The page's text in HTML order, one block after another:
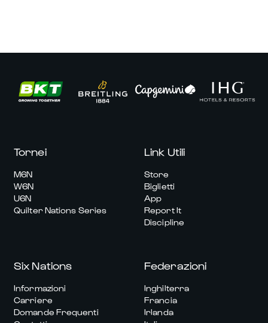
Tornei
M6N
W6N
U6N
Quilter Nations Series
Link Utili
Store
Biglietti
App
Report It
Discipline
Six Nations
Informazioni
Carriere
Domande Frequenti
Federazioni
Inghilterra
Francia
Irlanda